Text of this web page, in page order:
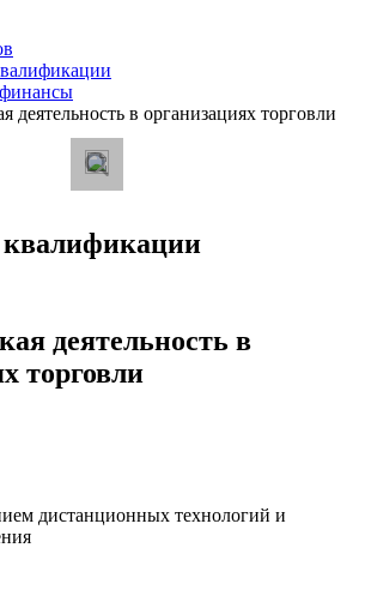
деятельность в организациях торговли
деятельность в
торговли
дистанционных технологий и